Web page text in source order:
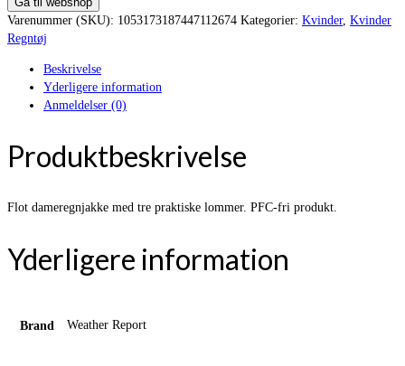
Varenummer (SKU): 1053173187447112674 Kategorier: Kvinder, Kvinder
Regntøj
Beskrivelse
Yderligere information
Anmeldelser (0)
Produktbeskrivelse
Flot dameregnjakke med tre praktiske lommer. PFC-fri produkt.
Yderligere information
Brand Weather Report